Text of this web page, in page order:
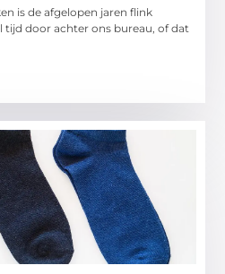
is de afgelopen jaren flink
tijd door achter ons bureau, of dat